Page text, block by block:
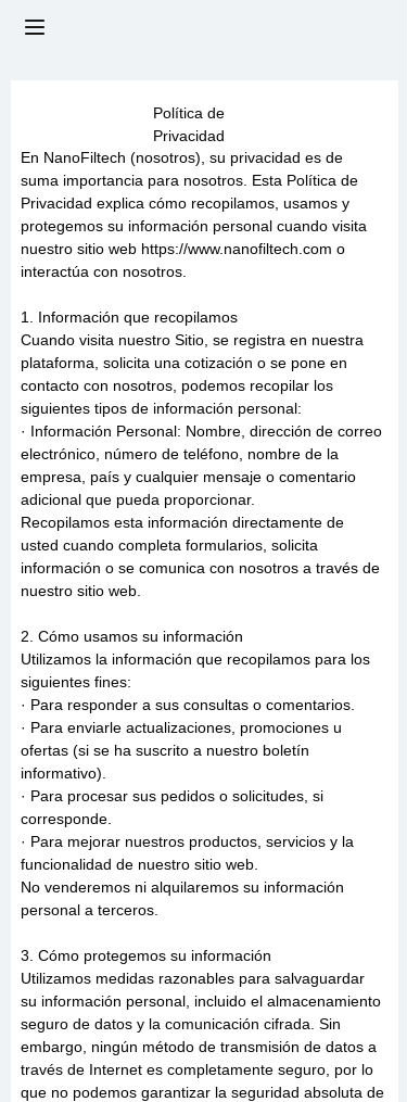
Política de
Privacidad
En NanoFiltech (nosotros), su privacidad es de
suma importancia para nosotros. Esta Política de
Privacidad explica cómo recopilamos, usamos y
protegemos su información personal cuando visita
nuestro sitio web https://www.nanofiltech.com o
interactúa con nosotros.
1. Información que recopilamos
Cuando visita nuestro Sitio, se registra en nuestra
plataforma, solicita una cotización o se pone en
contacto con nosotros, podemos recopilar los
siguientes tipos de información personal:
· Información Personal: Nombre, dirección de correo
electrónico, número de teléfono, nombre de la
empresa, país y cualquier mensaje o comentario
adicional que pueda proporcionar.
Recopilamos esta información directamente de
usted cuando completa formularios, solicita
información o se comunica con nosotros a través de
nuestro sitio web.
2. Cómo usamos su información
Utilizamos la información que recopilamos para los
siguientes fines:
· Para responder a sus consultas o comentarios.
· Para enviarle actualizaciones, promociones u
ofertas (si se ha suscrito a nuestro boletín
informativo).
· Para procesar sus pedidos o solicitudes, si
corresponde.
· Para mejorar nuestros productos, servicios y la
funcionalidad de nuestro sitio web.
No venderemos ni alquilaremos su información
personal a terceros.
3. Cómo protegemos su información
Utilizamos medidas razonables para salvaguardar
su información personal, incluido el almacenamiento
seguro de datos y la comunicación cifrada. Sin
embargo, ningún método de transmisión de datos a
través de Internet es completamente seguro, por lo
que no podemos garantizar la seguridad absoluta de
SOBRE NOSOTROS
PRODUCTOS
NOTICIAS
CONTÁCTANOS
Preguntas frecuentes